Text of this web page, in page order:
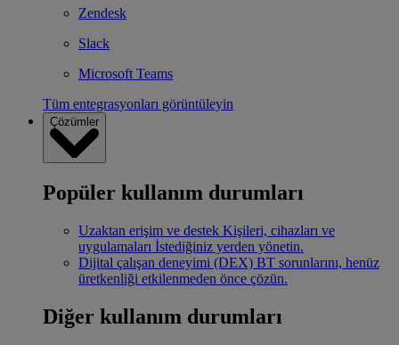
Zendesk
Slack
Microsoft Teams
Tüm entegrasyonları görüntüleyin
Çözümler
Popüler kullanım durumları
Uzaktan erişim ve destek Kişileri, cihazları ve
uygulamaları İstediğiniz yerden yönetin.
Dijital çalışan deneyimi (DEX) BT sorunlarını, henüz
üretkenliği etkilenmeden önce çözün.
Diğer kullanım durumları